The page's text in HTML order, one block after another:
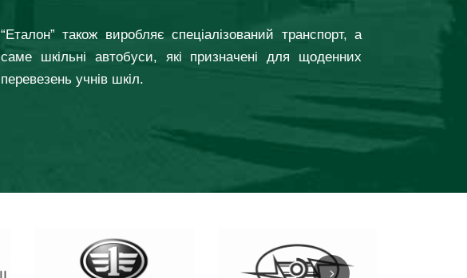
“Еталон” також виробляє спеціалізований транспорт, а
саме шкільні автобуси, які призначені для щоденних
перевезень учнів шкіл.